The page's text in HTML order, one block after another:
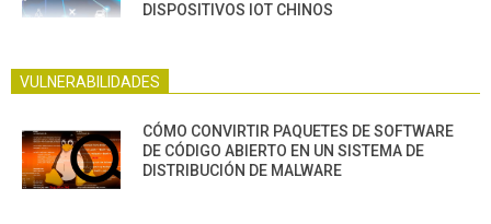
DISPOSITIVOS IOT CHINOS
VULNERABILIDADES
CÓMO CONVIRTIR PAQUETES DE SOFTWARE
DE CÓDIGO ABIERTO EN UN SISTEMA DE
DISTRIBUCIÓN DE MALWARE